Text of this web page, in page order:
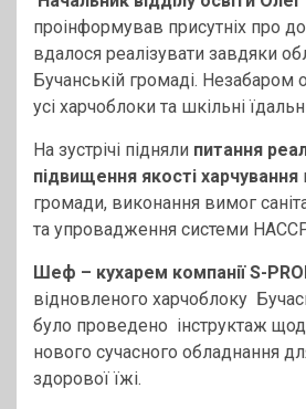
проінформував присутніх про
вдалося реалізувати завдяки
Бучанській громаді. Незабаром
усі харчоблоки та шкільні
На зустрічі підняли питання
підвищення якості харчування
громади, виконання вимог
та упровадження системи
Шеф – кухарем компанії S-
відновленого харчоблоку
було проведено інструктаж
нового сучасного обладнання
здорової їжі.